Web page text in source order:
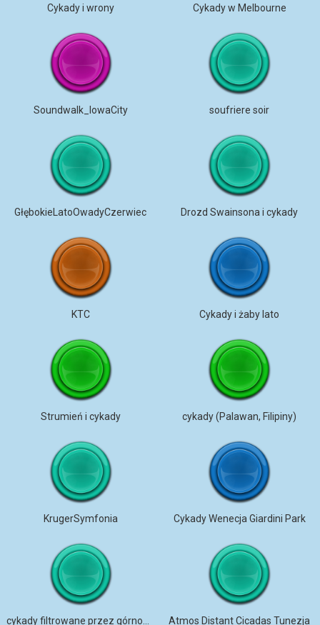
Cykady i wrony Cykady w Melbourne
Soundwalk_IowaCity soufriere soir
GłębokieLatoOwadyCzerwiec Drozd Swainsona i cykady
KTC Cykady i żaby lato
Strumień i cykady cykady (Palawan, Filipiny)
KrugerSymfonia Cykady Wenecja Giardini Park
Atmos Distant Cicadas Tunezja